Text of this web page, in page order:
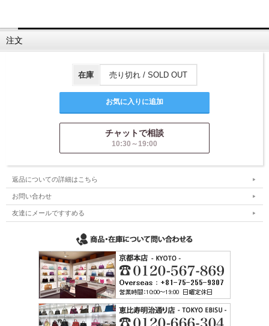
注文
在庫 売り切れ / SOLD OUT
チャットで相談
10:30～19:00
返品についての詳細はこちら
お問い合わせ
友達にメールですすめる